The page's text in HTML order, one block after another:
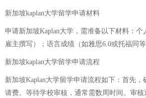
新加坡kaplan大学留学申请材料
申请新加坡Kaplan大学，需准备以下材料：
雇主撰写）；语言成绩（如雅思6.0或托福同
新加坡kaplan大学留学申请流程
新加坡Kaplan大学留学申请流程如下：首先
请费。等待学校审核，通常需数周时间。审